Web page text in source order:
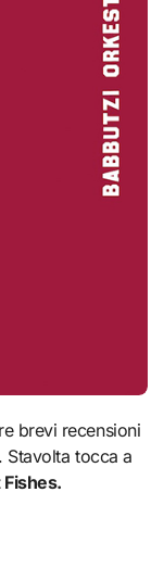
brevi recensioni
Stavolta tocca a